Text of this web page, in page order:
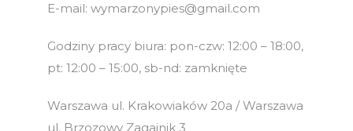
E-mail: wymarzonypies@gmail.com
Godziny pracy biura: pon-czw: 12:00 – 18:00,
pt: 12:00 – 15:00, sb-nd: zamknięte
Warszawa ul. Krakowiaków 20a / Warszawa
ul. Brzozowy Zagajnik 3